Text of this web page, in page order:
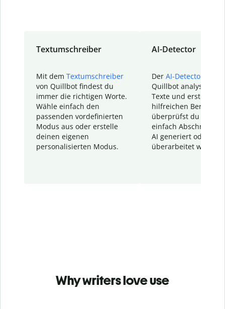
Textumschreiber
Mit dem Textumschreiber
von Quillbot findest du
immer die richtigen Worte.
Wähle einfach den
passenden vordefinierten
Modus aus oder erstelle
deinen eigenen
personalisierten Modus.
AI-Detector
Der AI-Detector
Quillbot analysiert
Texte und erstellt
hilfreichen Bericht.
überprüfst du
einfach Abschnitte,
AI generiert oder
überarbeitet wurden.
Why writers love use